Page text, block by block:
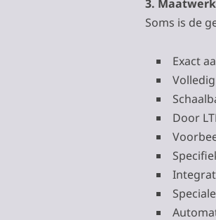
3.
Soms is de
Exact
Door